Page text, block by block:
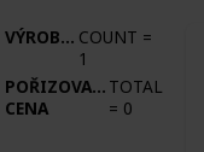
VÝROBCE COUNT =
1
POŘIZOVACÍ
CENA
TOTAL
= 0